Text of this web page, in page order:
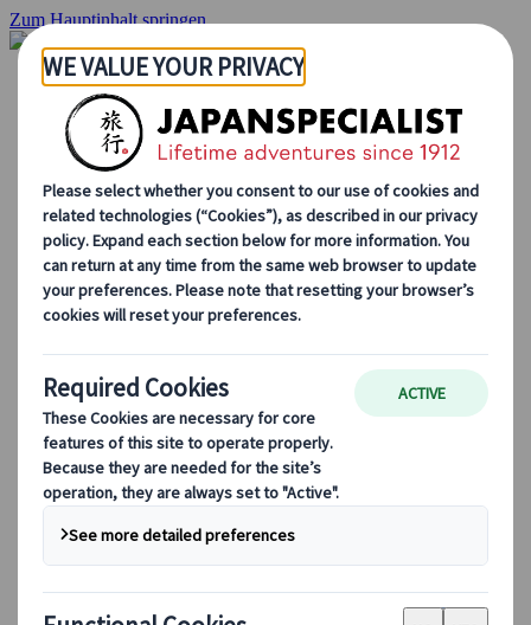
Zum Hauptinhalt springen
Startseite
Rundreisen
Individuelle Reisen
Gruppenreisen
Selbstfahrerreisen
Ausflüge
Maßgeschneiderte Gruppenreisen
Japan Rail Pass
Wie wir arbeiten
Über uns
Treffen Sie unser Team
Werden Sie Teil unseres Teams
Saisonale Reisetipps
Highlights des Reiseziels
Kulturelle Einblicke
Kulinarische Erlebnisse
Entdecke Japan mit dem Zug
Häufig gestellte Fragen
Wichtige Informationen
Etikette in Japan
Autofahren in Japan
Bei uns buchen
Japan Rail Pass
Unterkunft
Online-Beratung